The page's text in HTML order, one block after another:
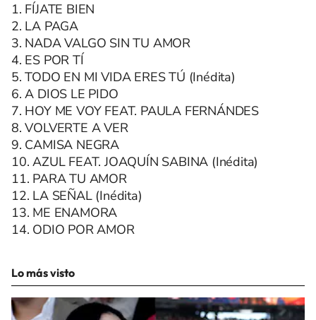
1. FÍJATE BIEN
2. LA PAGA
3. NADA VALGO SIN TU AMOR
4. ES POR TÍ
5. TODO EN MI VIDA ERES TÚ (Inédita)
6. A DIOS LE PIDO
7. HOY ME VOY FEAT. PAULA FERNÁNDES
8. VOLVERTE A VER
9. CAMISA NEGRA
10. AZUL FEAT. JOAQUÍN SABINA (Inédita)
11. PARA TU AMOR
12. LA SEÑAL (Inédita)
13. ME ENAMORA
14. ODIO POR AMOR
Lo más visto